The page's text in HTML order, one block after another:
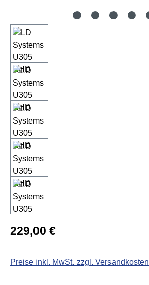
Regulärer Preis:
229,00 €
Preise inkl. MwSt. zzgl. Versandkosten